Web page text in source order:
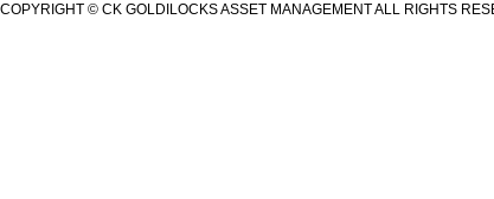
COPYRIGHT © CK GOLDILOCKS ASSET MANAGEMENT ALL RIGHTS